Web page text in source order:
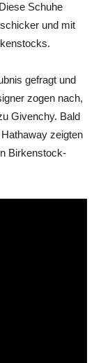
Schuhe
und mit
gefragt und
zogen nach,
Givenchy. Bald
zeigten
Birkenstock-